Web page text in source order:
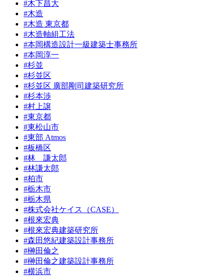
#木下昌大
#木造
#木造 東京都
#木造軸組工法
#本岡構造設計一級建築士事務所
#本岡淳一
#杉並
#杉並区
#杉並区 廣部剛司建築研究所
#杉本渉
#村上譲
#東京都
#東松山市
#東部 Atmos
#板橋区
#林 謙太郎
#林謙太郎
#柏市
#栃木市
#栃木県
#株式会社ケイス（CASE）
#根來宏典
#根來宏典建築研究所
#森田悠紀建築設計事務所
#榊田倫之
#榊田倫之建築設計事務所
#横浜市